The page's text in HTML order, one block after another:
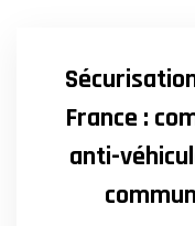
France :
anti-